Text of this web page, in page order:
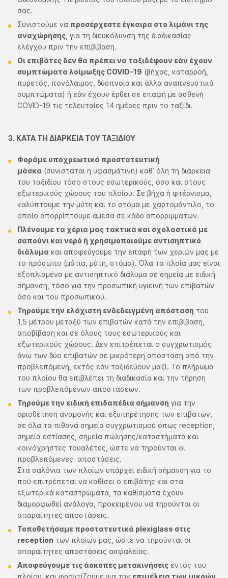
σας.
Συνιστούμε να προσέρχεστε έγκαιρα στο λιμάνι της
αναχώρησης , για τη διευκόλυνση της διαδικασίας
ελέγχου πριν την επιβίβαση.
Οι επιβάτες δεν θα πρέπει να ταξιδέψουν εάν έχουν
συμπτώματα λοίμωξης COVID-19 (βήχας, καταρροή,
πυρετός, πονόλαιμος, δύσπνοια και άλλα αναπνευστικά
συμπτώματα) ή εάν έχουν έρθει σε επαφή με ασθενή
COVID-19 τις τελευταίες 14 ημέρες πριν το ταξίδι.
3. ΚΑΤΑ ΤΗ ΔΙΑΡΚΕΙΑ ΤΟΥ ΤΑΞΙΔΙΟΥ
Φοράμε υποχρεωτικά προστατευτική
μάσκα (συνιστάται η υφασμάτινη) καθ’ όλη τη διάρκεια
του ταξιδίου τόσο στους εσωτερικούς, όσο και στους
εξωτερικούς χώρους του πλοίου. Σε βήχα ή φτέρνισμα,
καλύπτουμε την μύτη και το στόμα με χαρτομάντιλο, το
οποίο απορρίπτουμε άμεσα σε κάδο απορριμμάτων.
Πλένουμε τα χέρια μας τακτικά και σχολαστικά με
σαπούνι και νερό ή χρησιμοποιούμε αντισηπτικό
διάλυμα και αποφεύγουμε την επαφή των χεριών μας με
το πρόσωπο (μάτια, μύτη, στόμα). Όλα τα πλοία μας είναι
εξοπλισμένα με αντισηπτικό διάλυμα σε σημεία με ειδική
σήμανση, τόσο για την προσωπική υγιεινή των επιβατών
όσο και του προσωπικού.
Τηρούμε την ελάχιστη ενδεδειγμένη απόσταση του
1,5 μέτρου μεταξύ των επιβατών κατά την επιβίβαση,
αποβίβαση και σε όλους τους εσωτερικούς και
εξωτερικούς χώρους. Δεν επιτρέπεται ο συγχρωτισμός
άνω των δύο επιβατών σε μικρότερη απόσταση από την
προβλεπόμενη, εκτός εάν ταξιδεύουν μαζί. Το πλήρωμα
του πλοίου θα επιβλέπει τη διαδικασία και την τήρηση
των προβλεπόμενων αποστάσεων.
Τηρούμε την ειδική επιδαπέδια σήμανση για την
οριοθέτηση αναμονής και εξυπηρέτησης των επιβατών,
σε όλα τα πιθανά σημεία συγχρωτισμού όπως reception,
σημεία εστίασης, σημεία πώλησης/καταστήματα και
κοινόχρηστες τουαλέτες, ώστε να τηρούνται οι
προβλεπόμενες αποστάσεις.
Στα σαλόνια των πλοίων υπάρχει ειδική σήμανση για το
πού επιτρέπεται να καθίσει ο επιβάτης και στα
εξωτερικά καταστρώματα, τα καθίσματα έχουν
διαμορφωθεί ανάλογα, προκειμένου να τηρούνται οι
απαραίτητες αποστάσεις.
Τοποθετήσαμε προστατευτικά plexiglass στις
reception των πλοίων μας, ώστε να τηρούνται οι
απαραίτητες αποστάσεις ασφαλείας.
Αποφεύγουμε τις άσκοπες μετακινήσεις εντός του
πλοίου, και φροντίζουμε για την επιμέλεια των μικρών